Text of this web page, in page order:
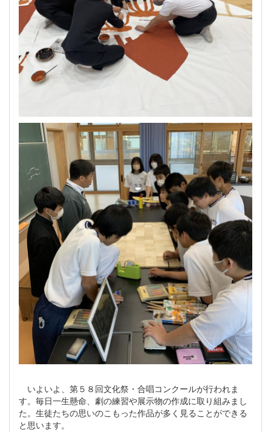
いよいよ、第５８回文化祭・合唱コンクールが行われま
す。毎日一生懸命、劇の練習や展示物の作成に取り組みまし
た。生徒たちの思いのこもった作品が多く見ることができる
と思います。